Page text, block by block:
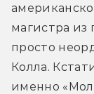
магистра из
просто
Колла.
именно